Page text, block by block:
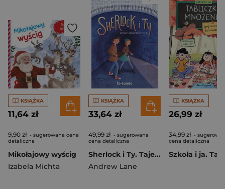
KSIĄŻKA
11,64 zł
9,90 zł - sugerowana cena
detaliczna
Mikołajowy wyścig
Izabela Michta
KSIĄŻKA
33,64 zł
49,99 zł - sugerowana
cena detaliczna
Sherlock i Ty. Tajemnica zaginionego domu
Andrew Lane
KSIĄŻKA
26,99 zł
34,99 zł -
cena detaliczna